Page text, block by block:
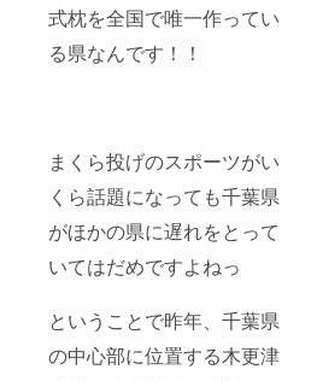
式枕を全国で唯一作ってい
る県なんです！！
まくら投げのスポーツがい
くら話題になっても千葉県
がほかの県に遅れをとって
いてはだめですよねっ
ということで昨年、千葉県
の中心部に位置する木更津